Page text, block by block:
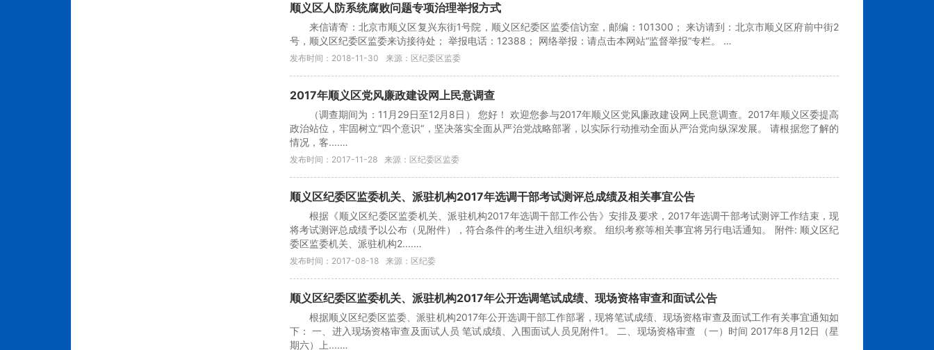
顺义区人防系统腐败问题专项治理举报方式
来信请寄：北京市顺义区复兴东街1号院，顺义区纪委区监委信访室，邮编：101300； 来访请到：北京市顺义区府前中街2
号，顺义区纪委区监委来访接待处； 举报电话：12388； 网络举报：请点击本网站“监督举报“专栏。 …
发布时间：2018-11-30 来源：区纪委区监委
2017年顺义区党风廉政建设网上民意调查
（调查期间为：11月29日至12月8日） 您好！ 欢迎您参与2017年顺义区党风廉政建设网上民意调查。2017年顺义区委提高
政治站位，牢固树立“四个意识“，坚决落实全面从严治党战略部署，以实际行动推动全面从严治党向纵深发展。 请根据您了解的
情况，客....…
发布时间：2017-11-28 来源：区纪委区监委
顺义区纪委区监委机关、派驻机构2017年选调干部考试测评总成绩及相关事宜公告
根据《顺义区纪委区监委机关、派驻机构2017年选调干部工作公告》安排及要求，2017年选调干部考试测评工作结束，现
将考试测评总成绩予以公布（见附件），符合条件的考生进入组织考察。 组织考察等相关事宜将另行电话通知。 附件: 顺义区纪
委区监委机关、派驻机构2....…
发布时间：2017-08-18 来源：区纪委
顺义区纪委区监委机关、派驻机构2017年公开选调笔试成绩、现场资格审查和面试公告
根据顺义区纪委区监委、派驻机构2017年公开选调干部工作部署，现将笔试成绩、现场资格审查及面试工作有关事宜通知如
下： 一、进入现场资格审查及面试人员 笔试成绩、入围面试人员见附件1。 二、现场资格审查 （一）时间 2017年8月12日（星
期六）上....…